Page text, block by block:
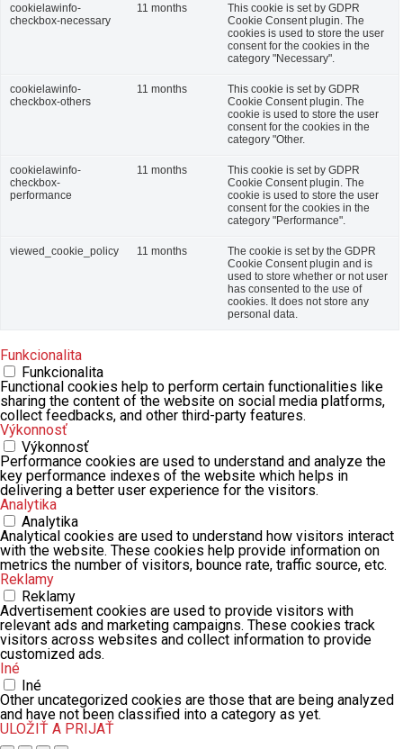
cookielawinfo-
checkbox-necessary
11 months
This cookie is set by GDPR
Cookie Consent plugin. The
cookies is used to store the user
consent for the cookies in the
category "Necessary".
cookielawinfo-
checkbox-others
11 months
This cookie is set by GDPR
Cookie Consent plugin. The
cookie is used to store the user
consent for the cookies in the
category "Other.
cookielawinfo-
checkbox-
performance
11 months
This cookie is set by GDPR
Cookie Consent plugin. The
cookie is used to store the user
consent for the cookies in the
category "Performance".
viewed_cookie_policy 11 months
The cookie is set by the GDPR
Cookie Consent plugin and is
used to store whether or not user
has consented to the use of
cookies. It does not store any
personal data.
Funkcionalita
Funkcionalita
Functional cookies help to perform certain functionalities like
sharing the content of the website on social media platforms,
collect feedbacks, and other third-party features.
Výkonnosť
Výkonnosť
Performance cookies are used to understand and analyze the
key performance indexes of the website which helps in
delivering a better user experience for the visitors.
Analytika
Analytika
Analytical cookies are used to understand how visitors interact
with the website. These cookies help provide information on
metrics the number of visitors, bounce rate, traffic source, etc.
Reklamy
Reklamy
Advertisement cookies are used to provide visitors with
relevant ads and marketing campaigns. These cookies track
visitors across websites and collect information to provide
customized ads.
Iné
Iné
Other uncategorized cookies are those that are being analyzed
and have not been classified into a category as yet.
ULOŽIŤ A PRIJAŤ